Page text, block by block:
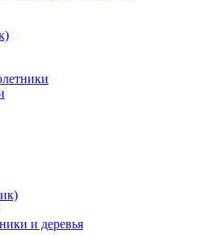
и деревья